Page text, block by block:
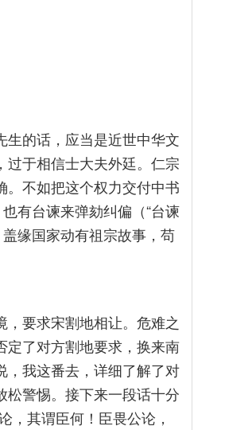
的话，应当是近世中华文
于相信士大夫外廷。仁宗
不如把这个权力交付中书
有台谏来弹劾纠偏（“台谏
缘国家动有祖宗故事，苟
要求宋割地相让。危难之
定了对方割地要求，换来南
，我这番去，详细了解了对
警惕。接下来一段话十分
，其谓臣何！臣畏公论，